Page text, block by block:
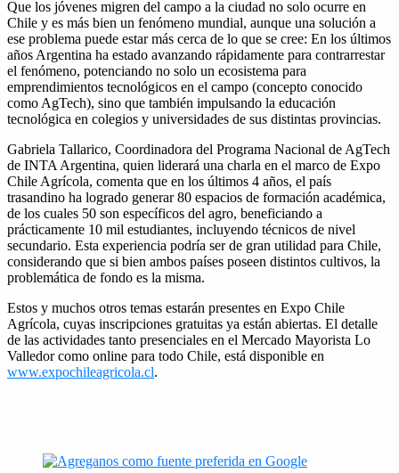
Que los jóvenes migren del campo a la ciudad no solo ocurre en
Chile y es más bien un fenómeno mundial, aunque una solución a
ese problema puede estar más cerca de lo que se cree: En los últimos
años Argentina ha estado avanzando rápidamente para contrarrestar
el fenómeno, potenciando no solo un ecosistema para
emprendimientos tecnológicos en el campo (concepto conocido
como AgTech), sino que también impulsando la educación
tecnológica en colegios y universidades de sus distintas provincias.
Gabriela Tallarico, Coordinadora del Programa Nacional de AgTech
de INTA Argentina, quien liderará una charla en el marco de Expo
Chile Agrícola, comenta que en los últimos 4 años, el país
trasandino ha logrado generar 80 espacios de formación académica,
de los cuales 50 son específicos del agro, beneficiando a
prácticamente 10 mil estudiantes, incluyendo técnicos de nivel
secundario. Esta experiencia podría ser de gran utilidad para Chile,
considerando que si bien ambos países poseen distintos cultivos, la
problemática de fondo es la misma.
Estos y muchos otros temas estarán presentes en Expo Chile
Agrícola, cuyas inscripciones gratuitas ya están abiertas. El detalle
de las actividades tanto presenciales en el Mercado Mayorista Lo
Valledor como online para todo Chile, está disponible en
www.expochileagricola.cl.